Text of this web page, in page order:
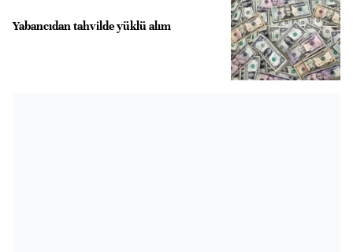
Yabancıdan tahvilde yüklü alım